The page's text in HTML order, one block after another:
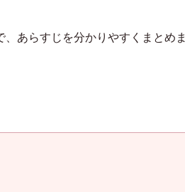
あらすじを分かりやすくまとめま